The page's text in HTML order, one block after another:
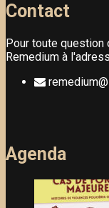
Contact
Pour toute question
Remedium à
Agenda